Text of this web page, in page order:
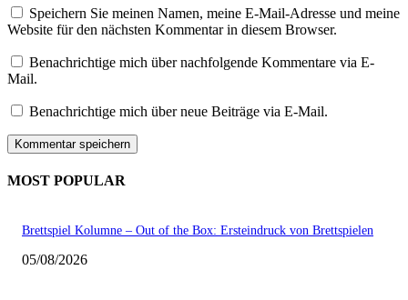
Speichern Sie meinen Namen, meine E-Mail-Adresse und meine
Website für den nächsten Kommentar in diesem Browser.
Benachrichtige mich über nachfolgende Kommentare via E-
Mail.
Benachrichtige mich über neue Beiträge via E-Mail.
MOST POPULAR
Brettspiel Kolumne – Out of the Box: Ersteindruck von Brettspielen
05/08/2026